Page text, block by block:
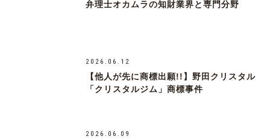
弁理士オカムラの知財業界と専門分野
2026.06.12
【他人が先に商標出願!!】野田クリスタル
「クリスタルジム」商標事件
2026.06.09